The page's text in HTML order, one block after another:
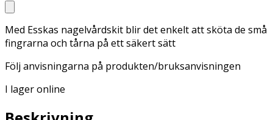
Med Esskas nagelvårdskit blir det enkelt att sköta de små
fingrarna och tårna på ett säkert sätt
Följ anvisningarna på produkten/bruksanvisningen
I lager online